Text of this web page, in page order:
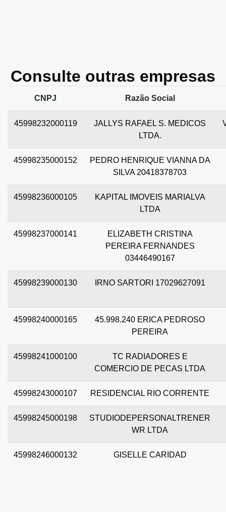
Consulte outras empresas
CNPJ Razão Social
45998232000119
JALLYS RAFAEL S. MEDICOS
LTDA.
45998235000152
PEDRO HENRIQUE VIANNA DA
SILVA 20418378703
45998236000105
KAPITAL IMOVEIS MARIALVA
LTDA
45998237000141
ELIZABETH CRISTINA
PEREIRA FERNANDES
03446490167
45998239000130 IRNO SARTORI 17029627091
45998240000165
45.998.240 ERICA PEDROSO
PEREIRA
45998241000100
TC RADIADORES E
COMERCIO DE PECAS LTDA
45998243000107 RESIDENCIAL RIO CORRENTE
45998245000198
STUDIODEPERSONALTRENER
WR LTDA
45998246000132 GISELLE CARIDAD